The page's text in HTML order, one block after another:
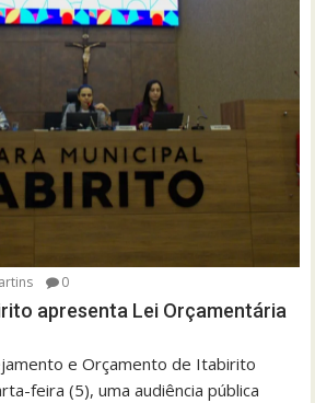
0
apresenta Lei Orçamentária
e Orçamento de Itabirito
feira (5), uma audiência pública